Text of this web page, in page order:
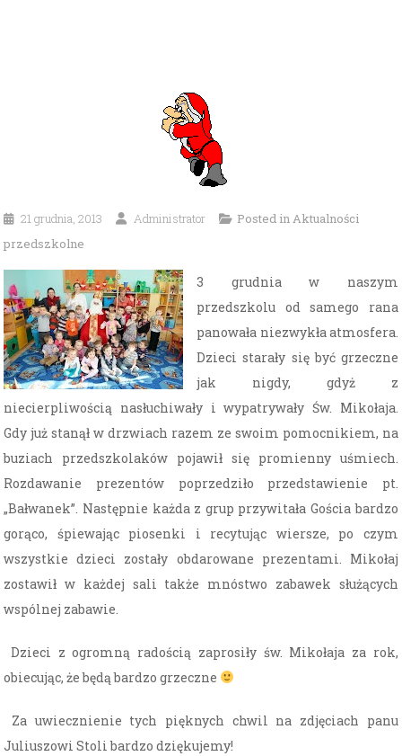
21 grudnia, 2013 Administrator Posted inAktualności
przedszkolne
3 grudnia w naszym
przedszkolu od samego rana
panowała niezwykła atmosfera.
Dzieci starały się być grzeczne
jak nigdy, gdyż z
niecierpliwością nasłuchiwały i wypatrywały Św. Mikołaja.
Gdy już stanął w drzwiach razem ze swoim pomocnikiem, na
buziach przedszkolaków pojawił się promienny uśmiech.
Rozdawanie prezentów poprzedziło przedstawienie pt.
„Bałwanek”. Następnie każda z grup przywitała Gościa bardzo
gorąco, śpiewając piosenki i recytując wiersze, po czym
wszystkie dzieci zostały obdarowane prezentami. Mikołaj
zostawił w każdej sali także mnóstwo zabawek służących
wspólnej zabawie.
Dzieci z ogromną radością zaprosiły św. Mikołaja za rok,
obiecując, że będą bardzo grzeczne
Za uwiecznienie tych pięknych chwil na zdjęciach panu
Juliuszowi Stoli bardzo dziękujemy!